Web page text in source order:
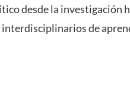
desde la investigación
de